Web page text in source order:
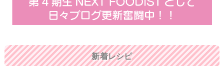
新着レシピ